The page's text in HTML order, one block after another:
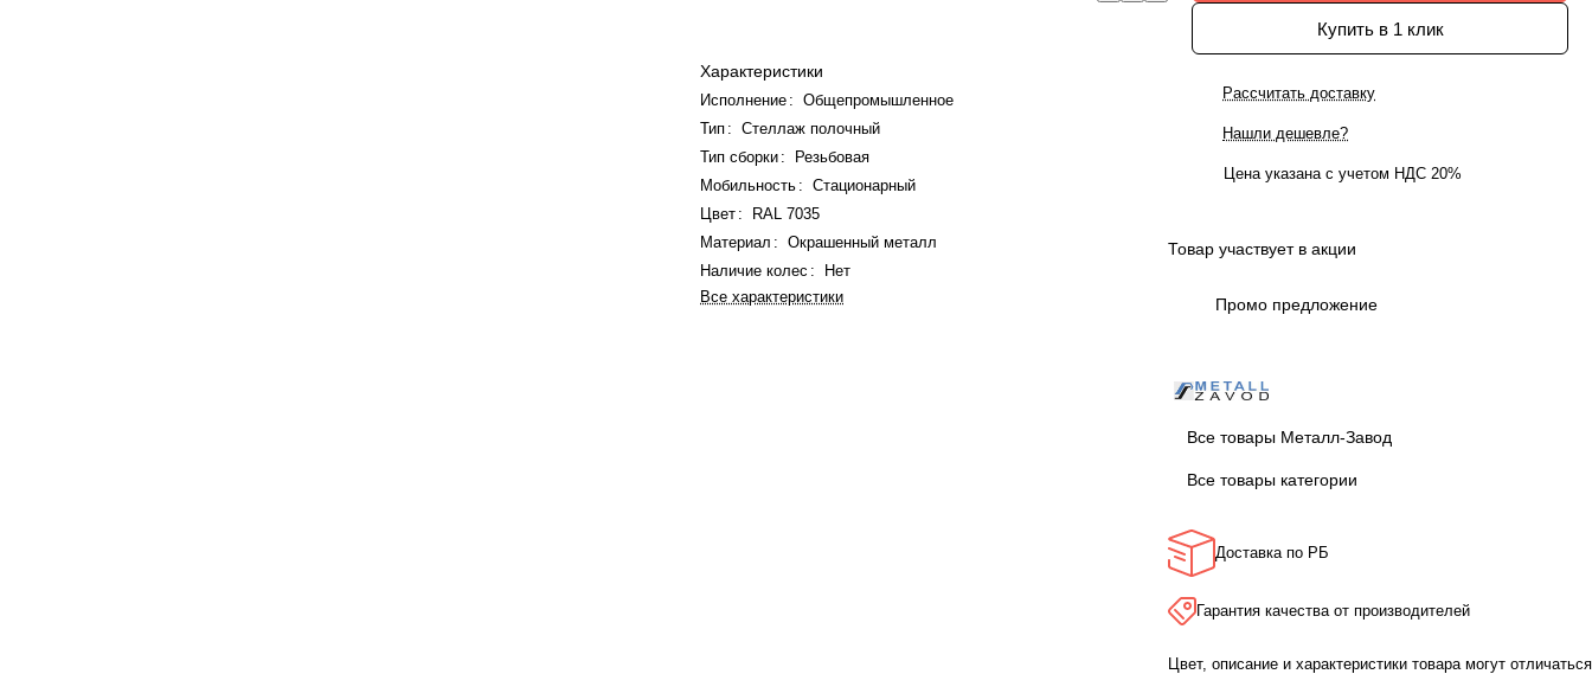
Характеристики
Исполнение :
Общепромышленное
Тип :
Стеллаж полочный
Тип сборки:
Резьбовая
Мобильность :
Стационарный
Цвет :
RAL 7035
Материал :
Окрашенный металл
Наличие колес :
Нет
Все характеристики
Купить в 1 клик
Рассчитать доставку
Нашли дешевле?
Цена указана с учетом НДС 20%
Товар участвует в акции
Промо предложение
Все товары Металл-Завод
Все товары категории
Доставка по РБ
Гарантия качества от производителей
Цвет, описание и характеристики товара могут отличаться